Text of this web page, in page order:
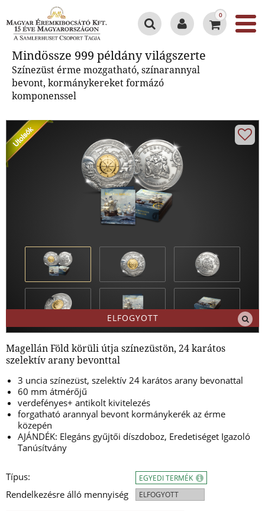
0
Mindössze 999 példány világszerte
Színezüst érme mozgatható, színarannyal
bevont, kormánykereket formázó
komponenssel
ELFOGYOTT
Magellán Föld körüli útja színezüstön, 24 karátos
szelektív arany bevonttal
3 uncia színezüst, szelektív 24 karátos arany bevonattal
60 mm átmérőjű
verdefényes+ antikolt kivitelezés
forgatható arannyal bevont kormánykerék az érme
közepén
AJÁNDÉK: Elegáns gyűjtői díszdoboz, Eredetiséget Igazoló
Tanúsítvány
Típus:
Rendelkezésre álló mennyiség
EGYEDI TERMÉK
ELFOGYOTT
Mindössze 999 példány
világszerte